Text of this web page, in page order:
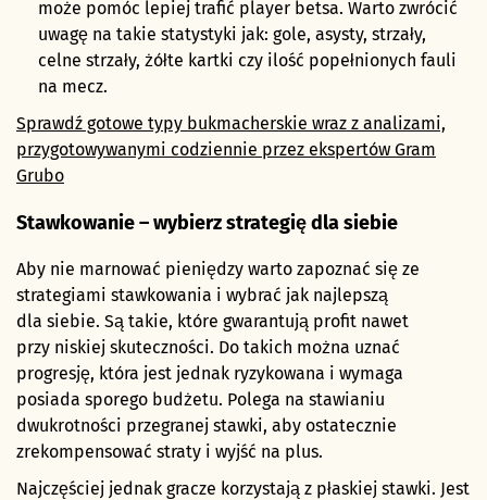
może pomóc lepiej trafić player betsa. Warto zwrócić
uwagę na takie statystyki jak: gole, asysty, strzały,
celne strzały, żółte kartki czy ilość popełnionych fauli
na mecz.
Sprawdź gotowe typy bukmacherskie wraz z analizami,
przygotowywanymi codziennie przez ekspertów Gram
Grubo
Stawkowanie – wybierz strategię dla siebie
Aby nie marnować pieniędzy warto zapoznać się ze
strategiami stawkowania i wybrać jak najlepszą
dla siebie. Są takie, które gwarantują profit nawet
przy niskiej skuteczności. Do takich można uznać
progresję, która jest jednak ryzykowana i wymaga
posiada sporego budżetu. Polega na stawianiu
dwukrotności przegranej stawki, aby ostatecznie
zrekompensować straty i wyjść na plus.
Najczęściej jednak gracze korzystają z płaskiej stawki. Jest